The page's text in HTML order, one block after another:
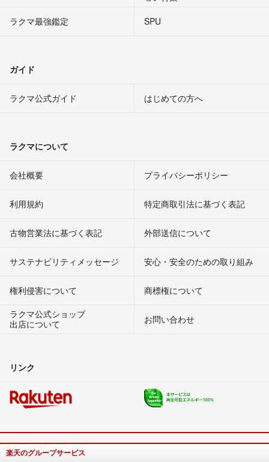
ラクマ最強鑑定
SPU
ガイド
ラクマ公式ガイド はじめての方へ
ラクマについて
会社概要 プライバシーポリシー
利用規約 特定商取引法に基づく表記
古物営業法に基づく表記 外部送信について
サステナビリティメッセージ 安心・安全のための取り組み
権利侵害について
商標権について
ラクマ公式ショップ
出店について
お問い合わせ
リンク
楽天のグループサービス